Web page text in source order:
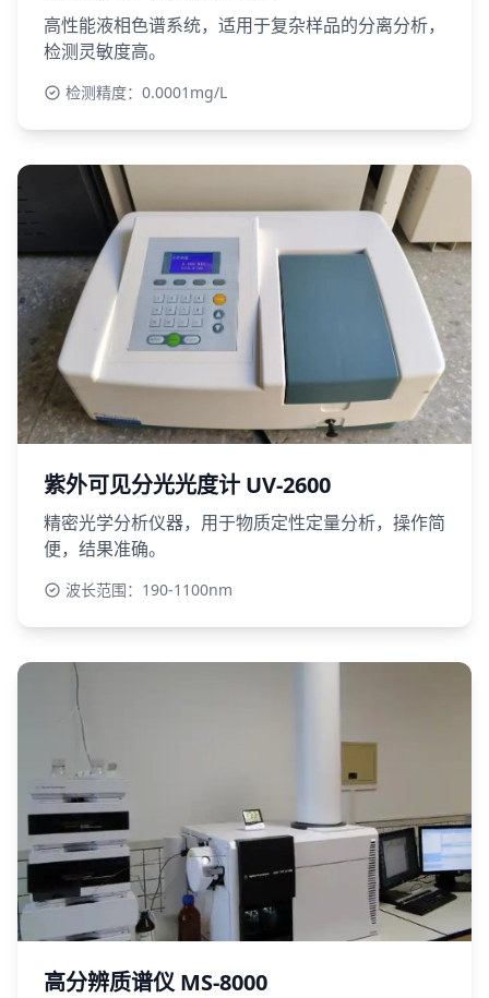
高性能液相色谱系统，适用于复杂样品的分离分析，
检测灵敏度高。
检测精度：0.0001mg/L
紫外可见分光光度计 UV-2600
精密光学分析仪器，用于物质定性定量分析，操作简
便，结果准确。
波长范围：190-1100nm
高分辨质谱仪 MS-8000